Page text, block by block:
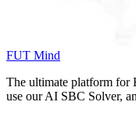
FUT Mind
The ultimate platform for
use our AI SBC Solver,